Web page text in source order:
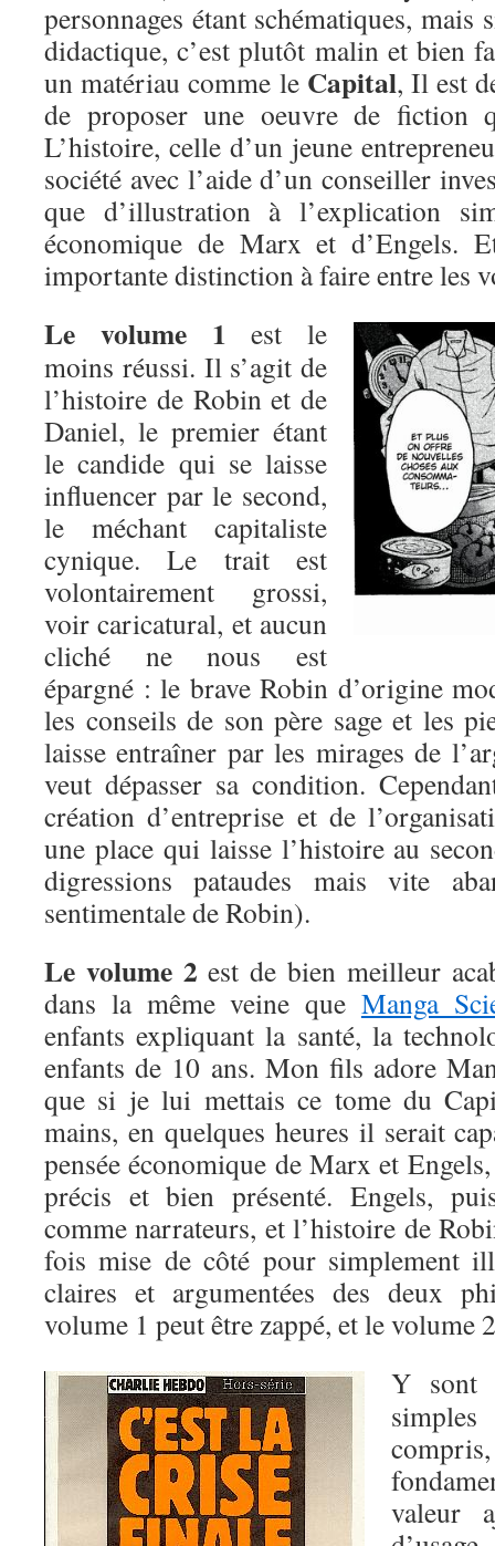
personnages étant schématiques, mais
didactique, c’est plutôt malin et bien
un matériau comme le Capital, Il est
de proposer une oeuvre de fiction
L’histoire, celle d’un jeune
société avec l’aide d’un conseiller
que d’illustration à l’explication
économique de Marx et
importante distinction à faire entre les
Le volume 1 est le
moins réussi. Il s’agit de
l’histoire de Robin et de
Daniel, le premier étant
le candide qui se laisse
influencer par le second,
le méchant capitaliste
cynique. Le trait est
volontairement grossi,
voir caricatural, et aucun
cliché ne nous est
épargné : le brave Robin d’origine
les conseils de son père sage et les
laisse entraîner par les mirages de
veut dépasser sa condition.
création d’entreprise et de
une place qui laisse l’histoire au
digressions pataudes mais vite
sentimentale de Robin).
Le volume 2 est de bien meilleur
dans la même veine que Manga
enfants expliquant la santé, la
enfants de 10 ans. Mon fils adore
que si je lui mettais ce tome du
mains, en quelques heures il serait
pensée économique de Marx et
précis et bien présenté. Engels,
comme narrateurs, et l’histoire de
fois mise de côté pour simplement
claires et argumentées des deux
volume 1 peut être zappé, et le volume
Y sont
valeur